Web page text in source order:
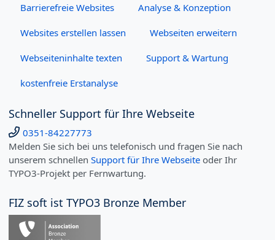
Barrierefreie Websites Analyse & Konzeption
Websites erstellen lassen Webseiten erweitern
Webseiteninhalte texten Support & Wartung
kostenfreie Erstanalyse
Schneller Support für Ihre Webseite
0351-84227773
Melden Sie sich bei uns telefonisch und fragen Sie nach
unserem schnellenSupport für Ihre Webseite oder Ihr
TYPO3-Projekt per Fernwartung.
FIZ soft ist TYPO3 Bronze Member